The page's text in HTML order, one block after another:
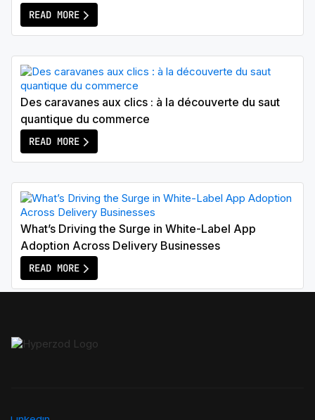
READ MORE
Des caravanes aux clics : à la découverte du saut
quantique du commerce
READ MORE
What’s Driving the Surge in White-Label App
Adoption Across Delivery Businesses
READ MORE